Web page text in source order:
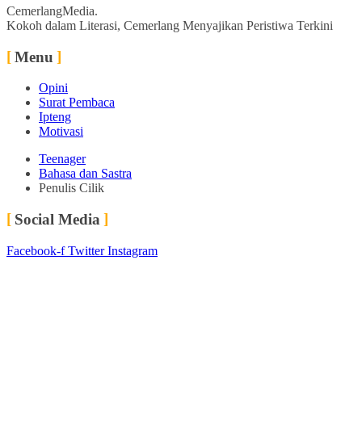
CemerlangMedia.
Kokoh dalam Literasi, Cemerlang Menyajikan Peristiwa Terkini
Menu
Opini
Surat Pembaca
Ipteng
Motivasi
Teenager
Bahasa dan Sastra
Penulis Cilik
Social Media
Facebook-f Twitter Instagram